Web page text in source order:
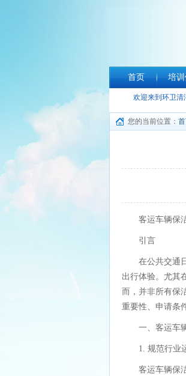
首页 培
欢迎来到环卫清
您的当前位置：
客运车辆保
引言
在公共交通
出行体验。尤其
而，并非所有保
重要性、申请条
一、客运车
1. 规范行业
客运车辆保